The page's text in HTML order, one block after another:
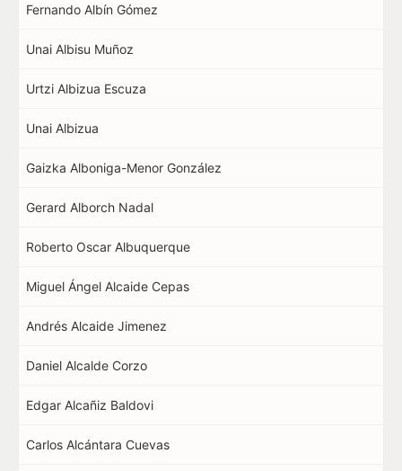
Fernando Albín Gómez
Unai Albisu Muñoz
Urtzi Albizua Escuza
Unai Albizua
Gaizka Alboniga-Menor González
Gerard Alborch Nadal
Roberto Oscar Albuquerque
Miguel Ángel Alcaide Cepas
Andrés Alcaide Jimenez
Daniel Alcalde Corzo
Edgar Alcañiz Baldovi
Carlos Alcántara Cuevas